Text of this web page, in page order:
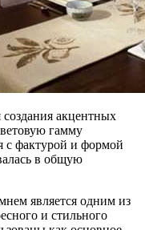
акцентных
гамму
с фактурой и формой
в общую
является одним из
и стильного